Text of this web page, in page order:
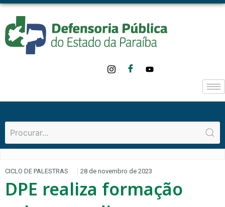
CICLO DE PALESTRAS 28 de novembro de 2023
DPE realiza formação